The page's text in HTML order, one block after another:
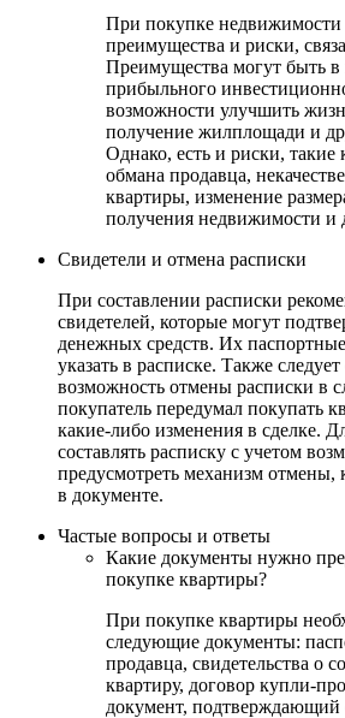
При покупке недвижимости
преимущества и риски,
Преимущества могут быть в
прибыльного
возможности улучшить
получение жилплощади и
Однако, есть и риски, такие
обмана продавца,
квартиры, изменение
получения недвижимости и
Свидетели и отмена расписки
При составлении расписки
свидетелей, которые могут
денежных средств. Их
указать в расписке. Также
возможность отмены расписки в
покупатель передумал покупать
какие-либо изменения в сделке.
составлять расписку с учетом
предусмотреть механизм отмены,
в документе.
Частые вопросы и ответы
Какие документы нужно
покупке квартиры?
При покупке квартиры
следующие документы:
продавца, свидетельства о
квартиру, договор купли-
документ, подтверждающий